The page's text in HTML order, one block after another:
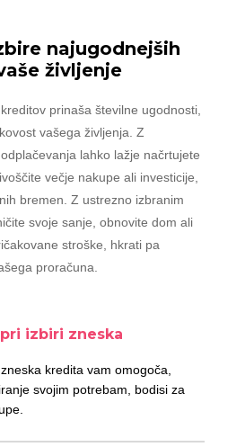
najugodnejših
življenje
prinaša številne ugodnosti,
vašega življenja. Z
lahko lažje načrtujete
večje nakupe ali investicije,
bremen. Z ustrezno izbranim
svoje sanje, obnovite dom ali
stroške, hkrati pa
proračuna.
izbiri zneska
kredita vam omogoča,
svojim potrebam, bodisi za